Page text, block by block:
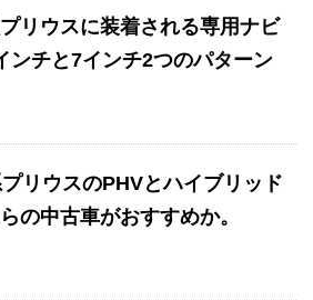
リウスに装着される専用ナビ
ンチと7インチ2つのパターン
リウスのPHVとハイブリッド
の中古車がおすすめか。